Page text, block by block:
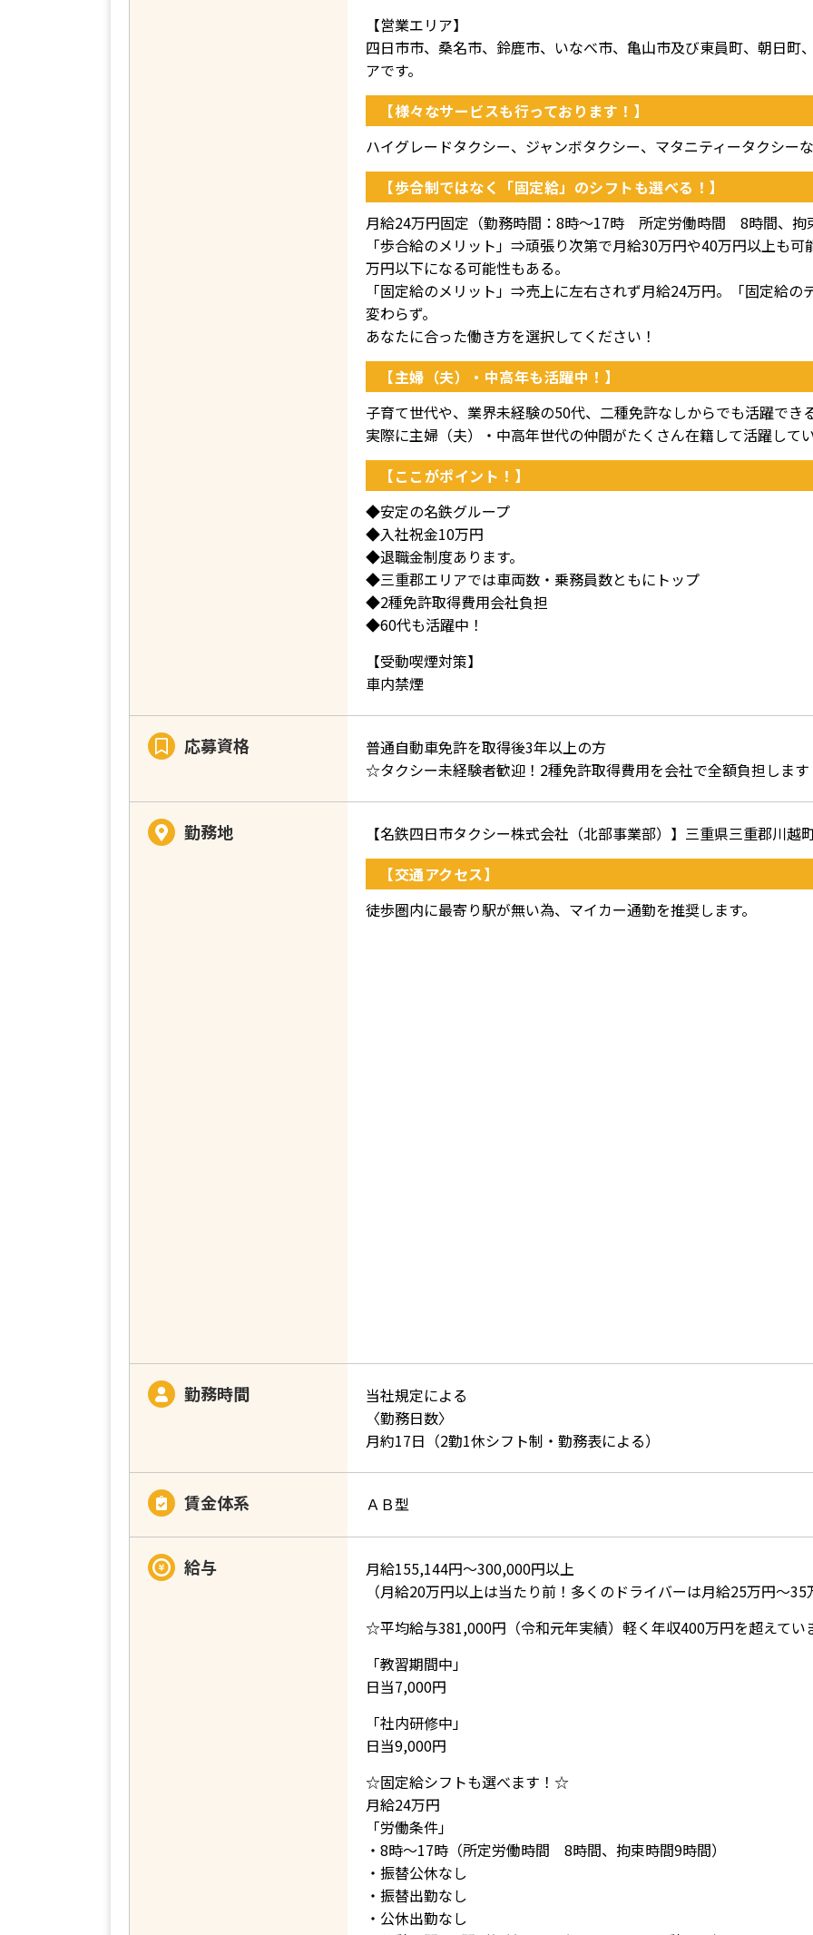
【営業エリア】
四日市市、桑名市、鈴鹿市、いなべ市、亀山市及び東員町、朝日町
アです。
【様々なサービスも行っております！】
ハイグレードタクシー、ジャンボタクシー、マタニティータクシー
【歩合制ではなく「固定給」のシフトも選べる！】
月給24万円固定（勤務時間：8時～17時 所定労働時間 8時間、拘
「歩合給のメリット」⇒頑張り次第で月給30万円や40万円以上も
万円以下になる可能性もある。
「固定給のメリット」⇒売上に左右されず月給24万円。「固定給
変わらず。
あなたに合った働き方を選択してください！
【主婦（夫）・中高年も活躍中！】
子育て世代や、業界未経験の50代、二種免許なしからでも活躍で
実際に主婦（夫）・中高年世代の仲間がたくさん在籍して活躍して
【ここがポイント！】
◆安定の名鉄グループ
◆入社祝金10万円
◆退職金制度あります。
◆三重郡エリアでは車両数・乗務員数ともにトップ
◆2種免許取得費用会社負担
◆60代も活躍中！
【受動喫煙対策】
車内禁煙
応募資格
普通自動車免許を取得後3年以上の方
☆タクシー未経験者歓迎！2種免許取得費用を会社で全額負担します
勤務地 【名鉄四日市タクシー株式会社（北部事業部）】三重県三重郡川越
【交通アクセス】
徒歩圏内に最寄り駅が無い為、マイカー通勤を推奨します。
勤務時間
当社規定による
〈勤務日数〉
月約17日（2勤1休シフト制・勤務表による）
賃金体系 ＡＢ型
給与
月給155,144円～300,000円以上
（月給20万円以上は当たり前！多くのドライバーは月給25万円～
☆平均給与381,000円（令和元年実績）軽く年収400万円を超えて
「教習期間中」
日当7,000円
「社内研修中」
日当9,000円
☆固定給シフトも選べます！☆
月給24万円
「労働条件」
・8時～17時（所定労働時間 8時間、拘束時間9時間）
・振替公休なし
・振替出勤なし
・公休出勤なし